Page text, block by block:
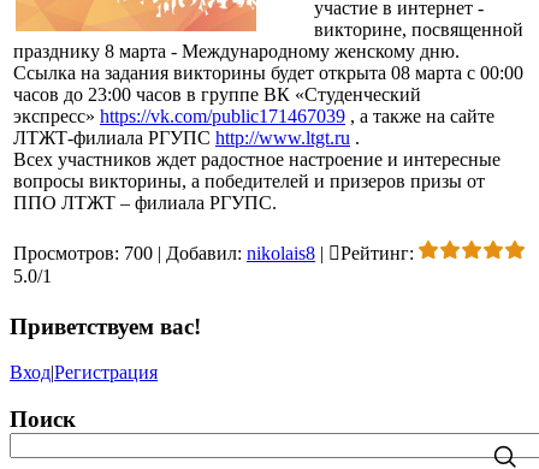
участие в интернет -
викторине, посвященной
празднику 8 марта - Международному женскому дню.
Ссылка на задания викторины будет открыта 08 марта с 00:00
часов до 23:00 часов в группе ВК «Студенческий
экспресс» https://vk.com/public171467039 , а также на сайте
ЛТЖТ-филиала РГУПС http://www.ltgt.ru .
Всех участников ждет радостное настроение и интересные
вопросы викторины, а победителей и призеров призы от
ППО ЛТЖТ – филиала РГУПС.
Просмотров: 700 | Добавил: nikolais8 | Рейтинг:
5.0/1
Приветствуем вас!
Вход|Регистрация
Поиск